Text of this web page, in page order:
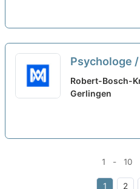
Psychologe
Robert-Bosch-
Gerlingen
1 - 10